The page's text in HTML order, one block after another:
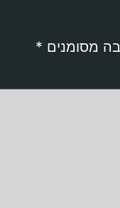
מסומנים *